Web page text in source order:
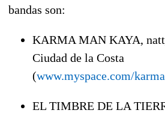
bandas son:
KARMA MAN KAYA,
Ciudad de la Costa
(www.myspace.com/
EL TIMBRE DE LA